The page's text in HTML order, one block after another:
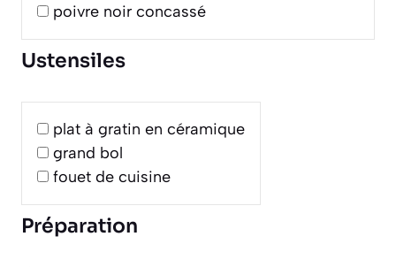
poivre noir concassé
Ustensiles
plat à gratin en céramique
grand bol
fouet de cuisine
Préparation